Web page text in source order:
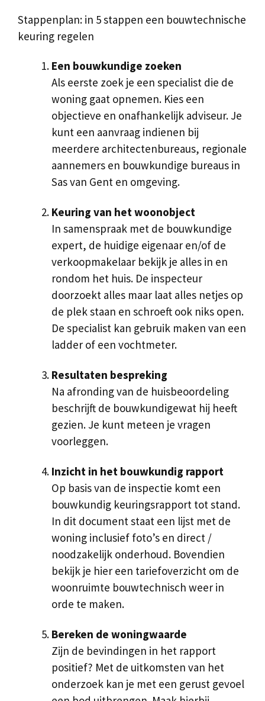
Stappenplan: in 5 stappen een bouwtechnische
keuring regelen
Een bouwkundige zoeken
Als eerste zoek je een specialist die de
woning gaat opnemen. Kies een
objectieve en onafhankelijk adviseur. Je
kunt een aanvraag indienen bij
meerdere architectenbureaus, regionale
aannemers en bouwkundige bureaus in
Sas van Gent en omgeving.
Keuring van het woonobject
In samenspraak met de bouwkundige
expert, de huidige eigenaar en/of de
verkoopmakelaar bekijk je alles in en
rondom het huis. De inspecteur
doorzoekt alles maar laat alles netjes op
de plek staan en schroeft ook niks open.
De specialist kan gebruik maken van een
ladder of een vochtmeter.
Resultaten bespreking
Na afronding van de huisbeoordeling
beschrijft de bouwkundigewat hij heeft
gezien. Je kunt meteen je vragen
voorleggen.
Inzicht in het bouwkundig rapport
Op basis van de inspectie komt een
bouwkundig keuringsrapport tot stand.
In dit document staat een lijst met de
woning inclusief foto’s en direct /
noodzakelijk onderhoud. Bovendien
bekijk je hier een tariefoverzicht om de
woonruimte bouwtechnisch weer in
orde te maken.
Bereken de woningwaarde
Zijn de bevindingen in het rapport
positief? Met de uitkomsten van het
onderzoek kan je met een gerust gevoel